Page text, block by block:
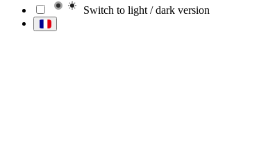
Switch to light / dark version